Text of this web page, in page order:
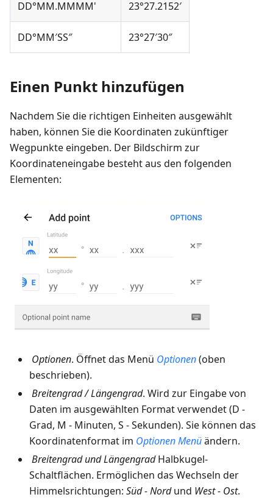
DD°MM.MMMM' 23°27.2152′
DD°MM′SS″ 23°27′30″
Einen Punkt hinzufügen
Nachdem Sie die richtigen Einheiten ausgewählt
haben, können Sie die Koordinaten zukünftiger
Wegpunkte eingeben. Der Bildschirm zur
Koordinateneingabe besteht aus den folgenden
Elementen:
Optionen. Öffnet das Menü Optionen(oben
beschrieben).
Breitengrad/Längengrad. Wird zur Eingabe von
Daten im ausgewählten Format verwendet (D -
Grad, M - Minuten, S - Sekunden). Sie können das
Koordinatenformat im OptionenMenüändern.
BreitengradundLängengradHalbkugel-
Schaltflächen. Ermöglichen das Wechseln der
Himmelsrichtungen: Süd - Nordund West - Ost.